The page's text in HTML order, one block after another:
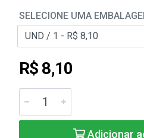
SELECIONE UMA
R$ 8,10
Adicionar